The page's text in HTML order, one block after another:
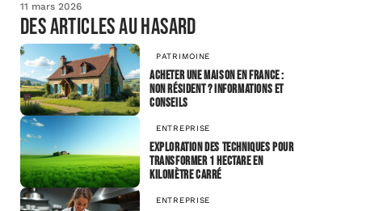
11 mars 2026
Des articles au hasard
PATRIMOINE
Acheter une maison en France :
non résident ? Informations et
conseils
ENTREPRISE
Exploration des techniques pour
transformer 1 hectare en
kilomètre carré
ENTREPRISE